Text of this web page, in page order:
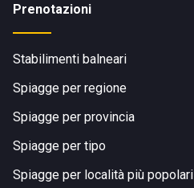
Prenotazioni
Stabilimenti balneari
Spiagge per regione
Spiagge per provincia
Spiagge per tipo
Spiagge per località più popolari